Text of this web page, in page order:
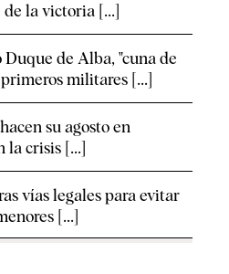
de la victoria [...]
de Alba, "cuna de
militares [...]
su agosto en
la crisis [...]
vías legales para evitar
[...]